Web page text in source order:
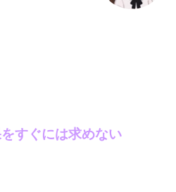
すぐには求めない